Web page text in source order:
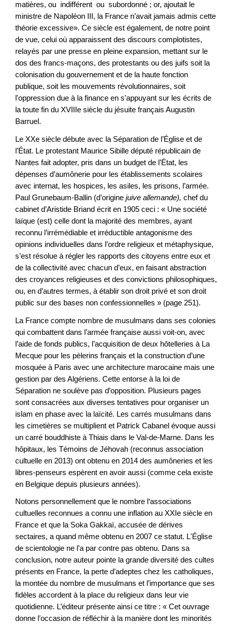
matières, ou indifférent ou subordonné ; or, ajoutait le
ministre de Napoléon III, la France n’avait jamais admis cette
théorie excessive». Ce siècle est également, de notre point
de vue, celui où apparaissent des discours complotistes,
relayés par une presse en pleine expansion, mettant sur le
dos des francs-maçons, des protestants ou des juifs soit la
colonisation du gouvernement et de la haute fonction
publique, soit les mouvements révolutionnaires, soit
l'oppression due à la finance en s'appuyant sur les écrits de
la toute fin du XVIIIe siècle du jésuite français Augustin
Barruel.
Le XXe siècle débute avec la Séparation de l’Église et de
l’État. Le protestant Maurice Sibille député républicain de
Nantes fait adopter, pris dans un budget de l’État, les
dépenses d’aumônerie pour les établissements scolaires
avec internat, les hospices, les asiles, les prisons, l’armée.
Paul Grunebaum-Ballin (d’origine juive allemande), chef du
cabinet d’Aristide Briand écrit en 1905 ceci : « Une société
laïque (est) celle dont la majorité des membres, ayant
reconnu l’irrémédiable et irréductible antagonisme des
opinions individuelles dans l’ordre religieux et métaphysique,
s’est résolue à régler les rapports des citoyens entre eux et
de la collectivité avec chacun d’eux, en faisant abstraction
des croyances religieuses et des convictions philosophiques,
ou, en d’autres termes, à établir son droit privé et son droit
public sur des bases non confessionnelles » (page 251).
La France compte nombre de musulmans dans ses colonies
qui combattent dans l’armée française aussi voit-on, avec
l’aide de fonds publics, l’acquisition de deux hôtelleries à La
Mecque pour les pèlerins français et la construction d’une
mosquée à Paris avec une architecture marocaine mais une
gestion par des Algériens. Cette entorse à la loi de
Séparation ne soulève pas d’opposition. Plusieurs pages
sont consacrées aux diverses tentatives pour organiser un
islam en phase avec la laïcité. Les carrés musulmans dans
les cimetières se multiplient et Patrick Cabanel évoque aussi
un carré bouddhiste à Thiais dans le Val-de-Marne. Dans les
hôpitaux, les Témoins de Jéhovah (reconnus association
cultuelle en 2013) ont obtenu en 2014 des aumôneries et les
libres-penseurs espèrent en avoir aussi (comme cela existe
en Belgique depuis plusieurs années).
Notons personnellement que le nombre l‘associations
cultuelles reconnues a connu une inflation au XXIe siècle en
France et que la Soka Gakkaï, accusée de dérives
sectaires, a quand même obtenu en 2007 ce statut. L'Église
de scientologie ne l’a par contre pas obtenu. Dans sa
conclusion, notre auteur pointe la grande diversité des cultes
présents en France, la perte d’adeptes chez les catholiques,
la montée du nombre de musulmans et l’importance que ses
fidèles accordent à la place du religieux dans leur vie
quotidienne. L’éditeur présente ainsi ce titre : « Cet ouvrage
donne l’occasion de réfléchir à la manière dont les minorités